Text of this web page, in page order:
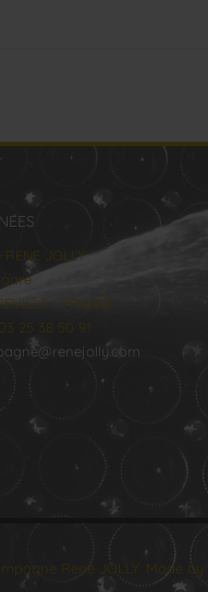
RENE JOLLY
- FRANCE
25 38 50 91
René JOLLY. Made by